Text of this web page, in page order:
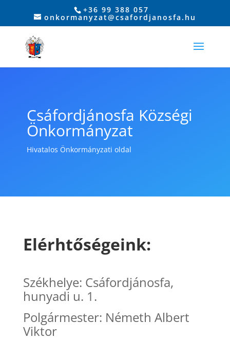
+36 99 388 057
onkormanyzat@csafordjanosfa.hu
Csáfordjánosfa Községi
Önkormányzat
Hivatalos Önkormányzati oldal
Elérhtőségeink:
Székhelye: Csáfordjánosfa,
hunyadi u. 1.
Polgármester: Németh Albert
Viktor